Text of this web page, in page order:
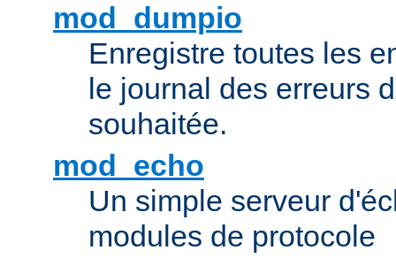
mod_dumpio
Enregistre toutes les
le journal des erreurs
souhaitée.
mod_echo
Un simple serveur
modules de protocole